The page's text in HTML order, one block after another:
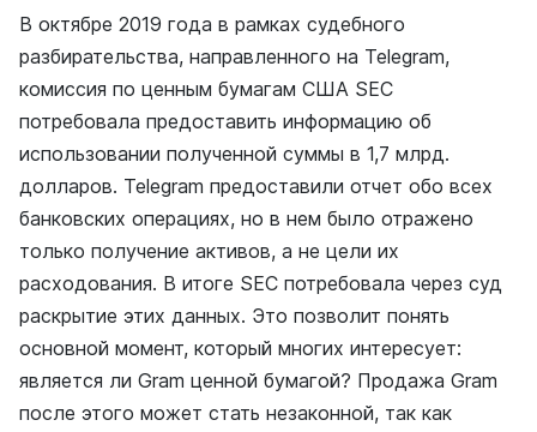
В октябре 2019 года в рамках судебного
разбирательства, направленного на Telegram,
комиссия по ценным бумагам США SEC
потребовала предоставить информацию об
использовании полученной суммы в 1,7 млрд.
долларов. Telegram предоставили отчет обо всех
банковских операциях, но в нем было отражено
только получение активов, а не цели их
расходования. В итоге SEC потребовала через суд
раскрытие этих данных. Это позволит понять
основной момент, который многих интересует:
является ли Gram ценной бумагой? Продажа Gram
после этого может стать незаконной, так как